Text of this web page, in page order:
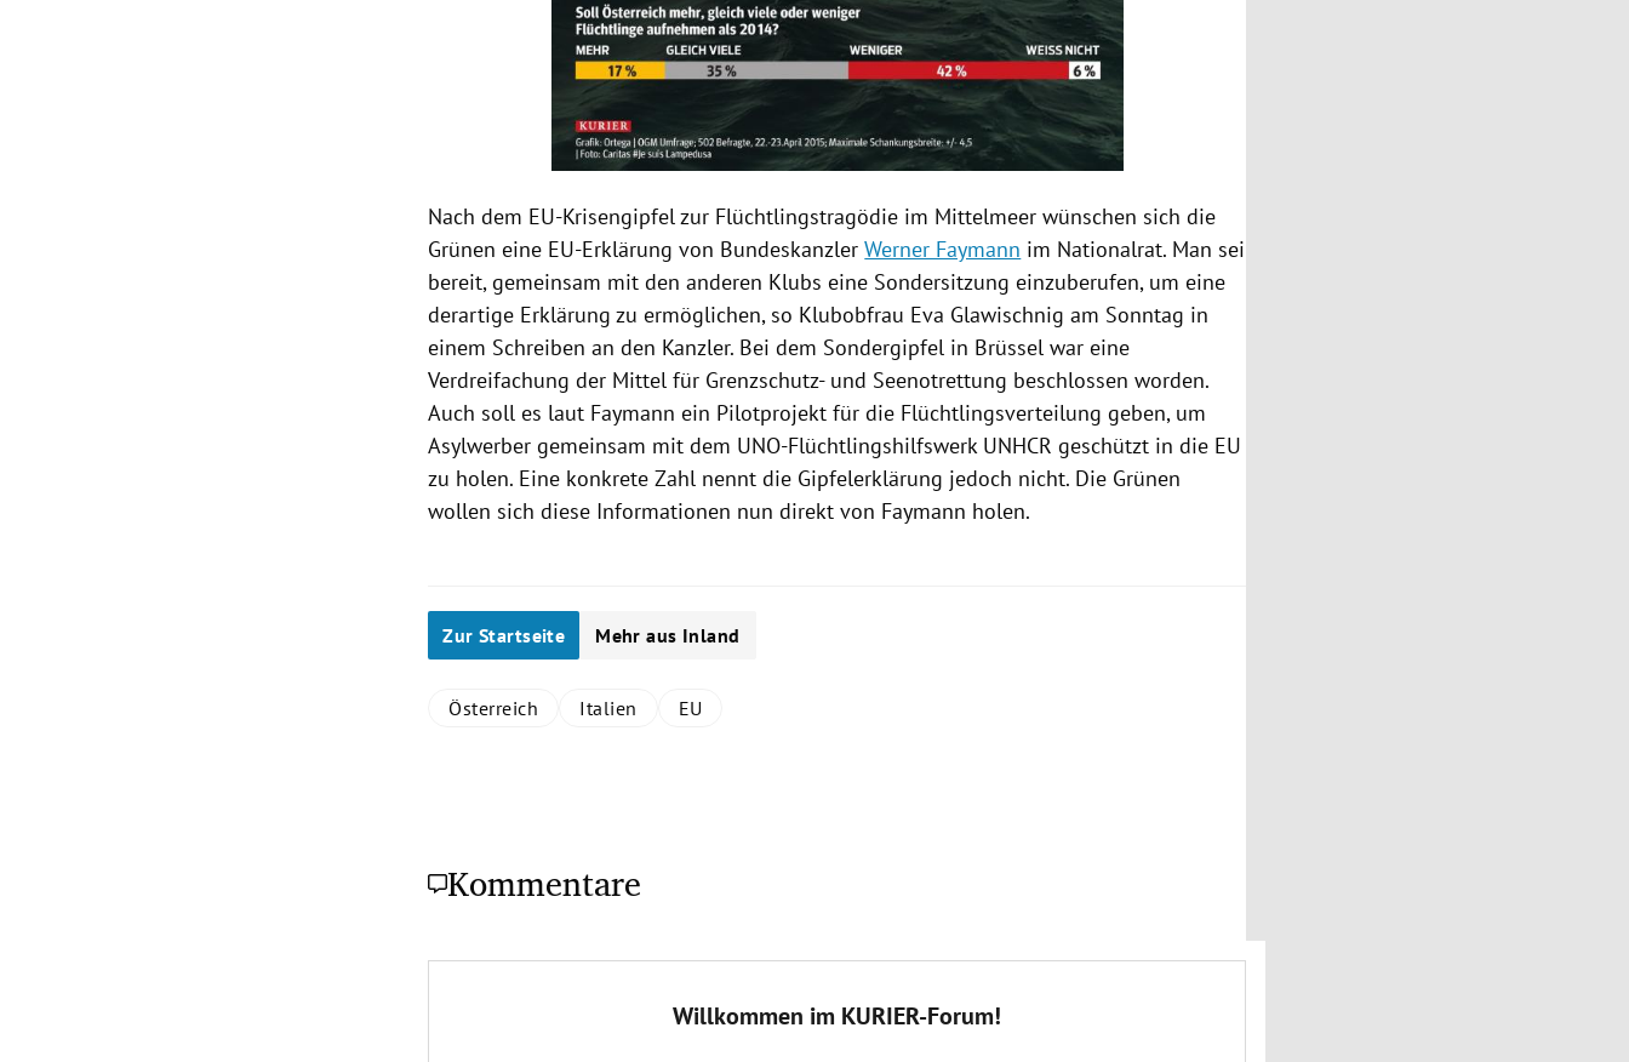
Nach dem EU-Krisengipfel zur Flüchtlingstragödie im Mittelmeer wünschen sich die
Grünen eine EU-Erklärung von BundeskanzlerWerner Faymann im Nationalrat. Man sei
bereit, gemeinsam mit den anderen Klubs eine Sondersitzung einzuberufen, um eine
derartige Erklärung zu ermöglichen, so Klubobfrau Eva Glawischnig am Sonntag in
einem Schreiben an den Kanzler. Bei dem Sondergipfel in Brüssel war eine
Verdreifachung der Mittel für Grenzschutz- und Seenotrettung beschlossen worden.
Auch soll es laut Faymann ein Pilotprojekt für die Flüchtlingsverteilung geben, um
Asylwerber gemeinsam mit dem UNO-Flüchtlingshilfswerk UNHCR geschützt in die EU
zu holen. Eine konkrete Zahl nennt die Gipfelerklärung jedoch nicht. Die Grünen
wollen sich diese Informationen nun direkt von Faymann holen.
Zur Startseite Mehr aus Inland
Österreich Italien EU
Kommentare